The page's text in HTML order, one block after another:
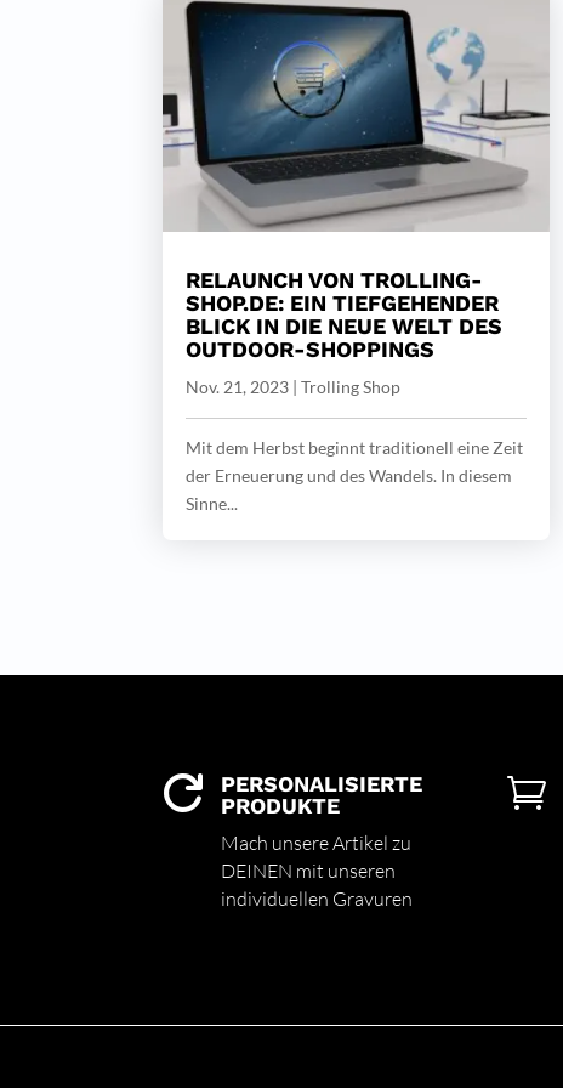
RELAUNCH VON TROLLING-
SHOP.DE: EIN TIEFGEHENDER
BLICK IN DIE NEUE WELT DES
OUTDOOR-SHOPPINGS
Nov. 21, 2023 |Trolling Shop
Mit dem Herbst beginnt traditionell eine Zeit
der Erneuerung und des Wandels. In diesem
Sinne...

PERSONALISIERTE
PRODUKTE
Mach unsere Artikel zu
DEINEN mit unseren
individuellen Gravuren
